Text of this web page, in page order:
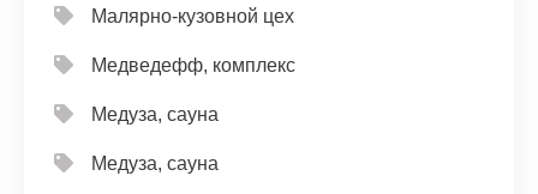
Малярно-кузовной цех
Медведефф, комплекс
Медуза, сауна
Медуза, сауна